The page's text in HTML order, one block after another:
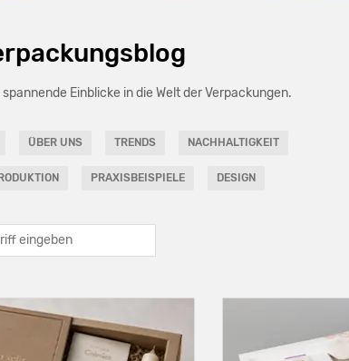
Einblicke in die Welt der Verpackungen.
ÜBER UNS TRENDS NACHHALTIGKEIT
PRAXISBEISPIELE DESIGN